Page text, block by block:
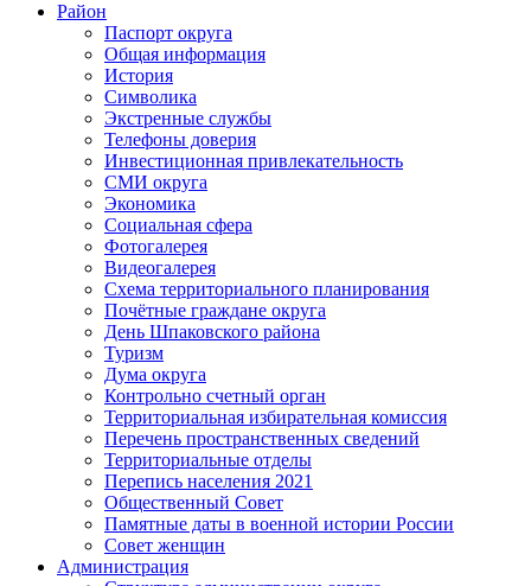
Район
Паспорт округа
Общая информация
История
Символика
Экстренные службы
Телефоны доверия
Инвестиционная привлекательность
СМИ округа
Экономика
Социальная сфера
Фотогалерея
Видеогалерея
Схема территориального планирования
Почётные граждане округа
День Шпаковского района
Туризм
Дума округа
Контрольно счетный орган
Территориальная избирательная комиссия
Перечень пространственных сведений
Территориальные отделы
Перепись населения 2021
Общественный Совет
Памятные даты в военной истории России
Совет женщин
Администрация